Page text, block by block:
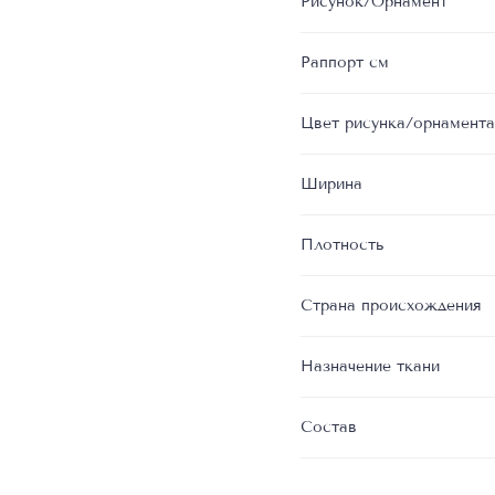
Раппорт см
Цвет рисунка/орнамента
Ширина
Плотность
Страна происхождения
Назначение ткани
Состав